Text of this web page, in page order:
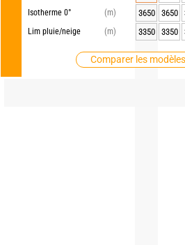
Isotherme 0°
(m)
Lim pluie/neige
(m)
Comparer les
3650
3650
3350
3350